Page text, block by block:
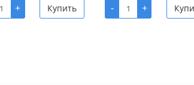
+ Купить
-
+